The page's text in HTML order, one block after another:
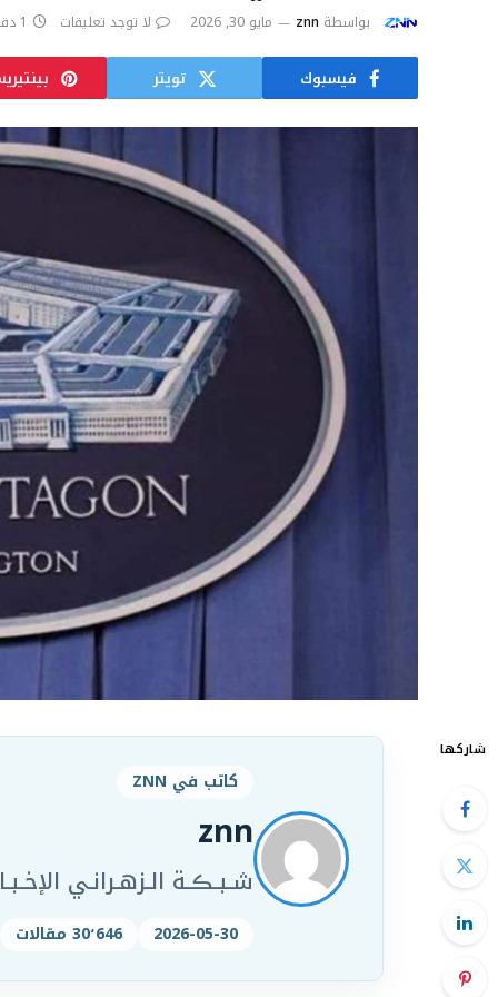
بواسطة znn مايو 30, 2026 لا توجد تعليقات 1 دقائق
فيسبوك تويتر
شاركها
كاتب في ZNN
znn
شـبـڪـة الـزهـرانـي
2026-05-30 30٬646 مقالات